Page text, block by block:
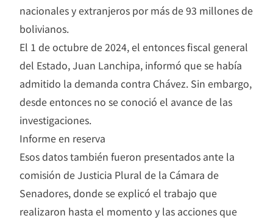
nacionales y extranjeros por más de 93 millones de
bolivianos.
El 1 de octubre de 2024, el entonces fiscal general
del Estado, Juan Lanchipa, informó que se había
admitido la demanda contra Chávez. Sin embargo,
desde entonces no se conoció el avance de las
investigaciones.
Informe en reserva
Esos datos también fueron presentados ante la
comisión de Justicia Plural de la Cámara de
Senadores, donde se explicó el trabajo que
realizaron hasta el momento y las acciones que